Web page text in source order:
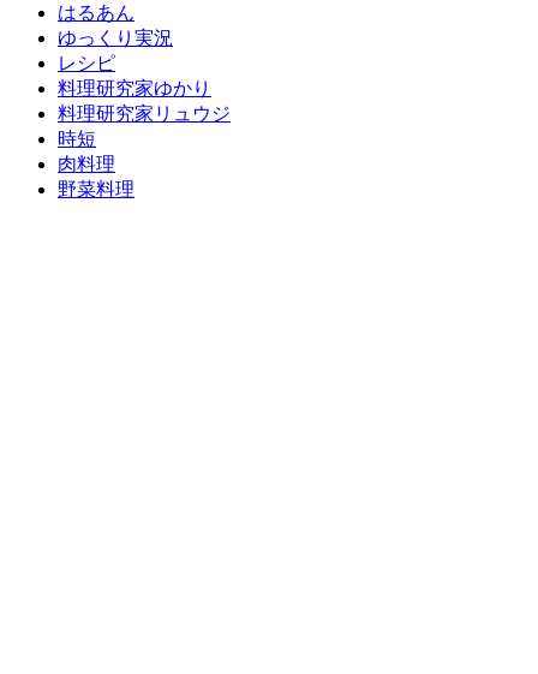
はるあん
ゆっくり実況
レシピ
料理研究家ゆかり
料理研究家リュウジ
時短
肉料理
野菜料理